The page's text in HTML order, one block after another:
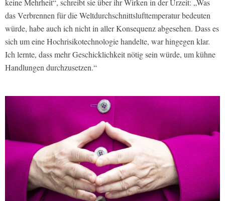
keine Mehrheit“, schreibt sie über ihr Wirken in der Urzeit: „Was
das Verbrennen für die Weltdurchschnittslufttemperatur bedeuten
würde, habe auch ich nicht in aller Konsequenz abgesehen. Dass es
sich um eine Hochrisikotechnologie handelte, war hingegen klar.
Ich lernte, dass mehr Geschicklichkeit nötig sein würde, um kühne
Handlungen durchzusetzen.“